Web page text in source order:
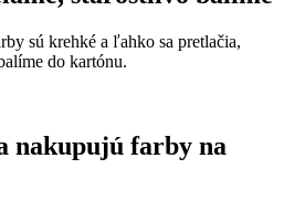
sú krehké a ľahko sa pretlačia,
do kartónu.
nakupujú farby na